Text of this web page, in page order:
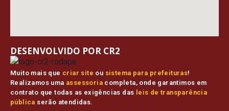
Muito mais que criar site ou sistema para prefeituras!
Realizamos uma assessoria completa, onde garantimos em
contrato que todas as exigências das leis de transparência
pública serão atendidas.
DESENVOLVIDO POR CR2